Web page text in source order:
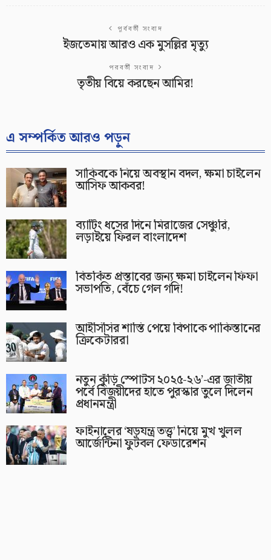
পূর্ববর্তী সংবাদ
ইজতেমায় আরও এক মুসল্লির মৃত্যু
পরবর্তী সংবাদ
তৃতীয় বিয়ে করছেন আমির!
এ সম্পর্কিত আরও পড়ুন
সাকিবকে নিয়ে অবস্থান বদল, ক্ষমা চাইলেন
আসিফ আকবর!
ব্যাটিং ধসের দিনে মিরাজের সেঞ্চুরি,
লড়াইয়ে ফিরল বাংলাদেশ
বিতর্কিত প্রস্তাবের জন্য ক্ষমা চাইলেন ফিফা
সভাপতি, বেঁচে গেল গদি!
আইসিসির শাস্তি পেয়ে বিপাকে পাকিস্তানের
ক্রিকেটাররা
নতুন কুঁড়ি স্পোর্টস ২০২৫-২৬’-এর জাতীয়
পর্বে বিজয়ীদের হাতে পুরস্কার তুলে দিলেন
প্রধানমন্ত্রী
ফাইনালের ‘ষড়যন্ত্র তত্ত্ব’ নিয়ে মুখ খুলল
আর্জেন্টিনা ফুটবল ফেডারেশন